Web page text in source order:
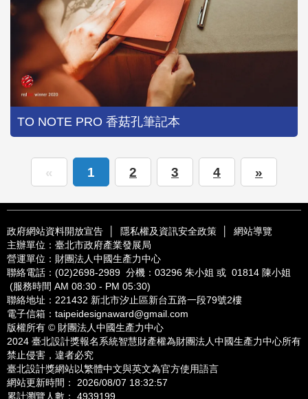
TO NOTE PRO 香菇孔筆記本
« 1 2 3 4 »
政府網站資料開放宣告 隱私權及資訊安全政策
網站導覽
主辦單位：臺北市政府產業發展局
營運單位：財團法人中國生產力中心
聯絡電話： (02)2698-2989 分機：03296 朱小姐 或 01814 陳小姐
(服務時間 AM 08:30 - PM 05:30)
聯絡地址：221432 新北市汐止區新台五路一段79號2樓
電子信箱： taipeidesignaward@gmail.com
版權所有 © 財團法人中國生產力中心
2024 臺北設計獎報名系統智慧財產權為財團法人中國生產力中心所有
禁止侵害，違者必究
臺北設計獎網站以繁體中文與英文為官方使用語言
網站更新時間： 2026/08/07 18:32:57
累計瀏覽人數： 4939199